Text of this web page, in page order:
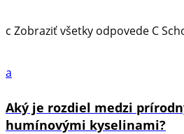
c Zobraziť všetky odpovede C
a
Aký je rozdiel medzi
humínovými kyselinami?